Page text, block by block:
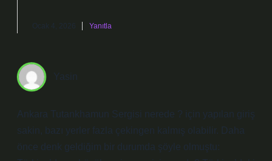
Ocak 4, 2026 Yanıtla
Yasin
Ankara Tutankhamun Sergisi nerede ? için yapılan giriş
sakin, bazı yerler fazla çekingen kalmış olabilir. Daha
önce denk geldiğim bir durumda şöyle olmuştu: